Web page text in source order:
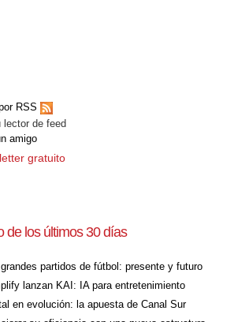
RSS
de feed
amigo
gratuito
de los últimos 30 días
partidos de fútbol: presente y futuro
lanzan KAI: IA para entretenimiento
en evolución: la apuesta de Canal Sur